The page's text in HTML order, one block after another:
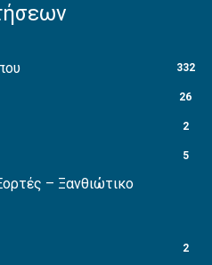
332
26
2
5
– Ξανθιώτικο
2